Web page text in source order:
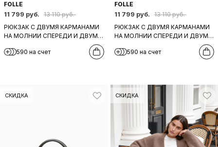
FOLLE
11 799 руб.
13 110 руб.
РЮКЗАК С ДВУМЯ КАРМАНАМИ
НА МОЛНИИ СПЕРЕДИ И ДВУМЯ
НАТУРАЛЬНОЙ КОЖИ
590 на счет
FOLLE
11 799 руб.
13 110 руб.
РЮКЗАК С ДВУМЯ КАРМАНАМИ
НА МОЛНИИ СПЕРЕДИ И ДВУМЯ
НАТУРАЛЬНОЙ ЧЕРНОЙ КОЖИ
590 на счет
СКИДКА СКИДКА